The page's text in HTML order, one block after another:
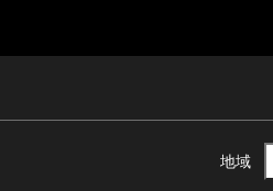
地域